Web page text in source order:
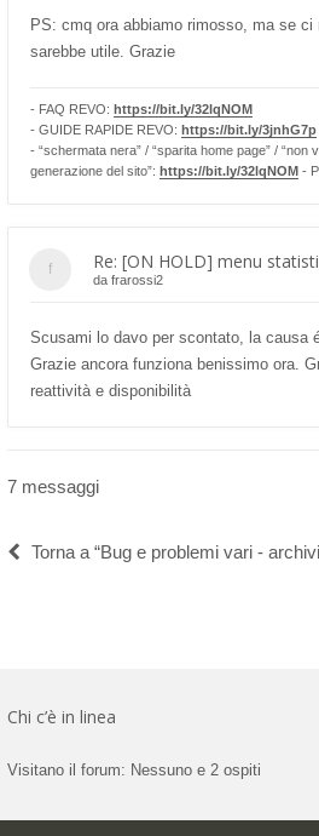
PS: cmq ora abbiamo rimosso, ma se ci
sarebbe utile. Grazie
- FAQ REVO: https://bit.ly/32lqNOM
- GUIDE RAPIDE REVO: https://bit.ly/3jnhG7p
- “schermata nera” / “sparita home page” / “non
generazione del sito”: https://bit.ly/32lqNOM -
Re: [ON HOLD] menu
da frarossi2
Scusami lo davo per scontato, la causa
Grazie ancora funziona benissimo ora.
reattività e disponibilità
7 messaggi
Torna a “Bug e problemi vari -
Chi c’è in linea
Visitano il forum: Nessuno e 2 ospiti